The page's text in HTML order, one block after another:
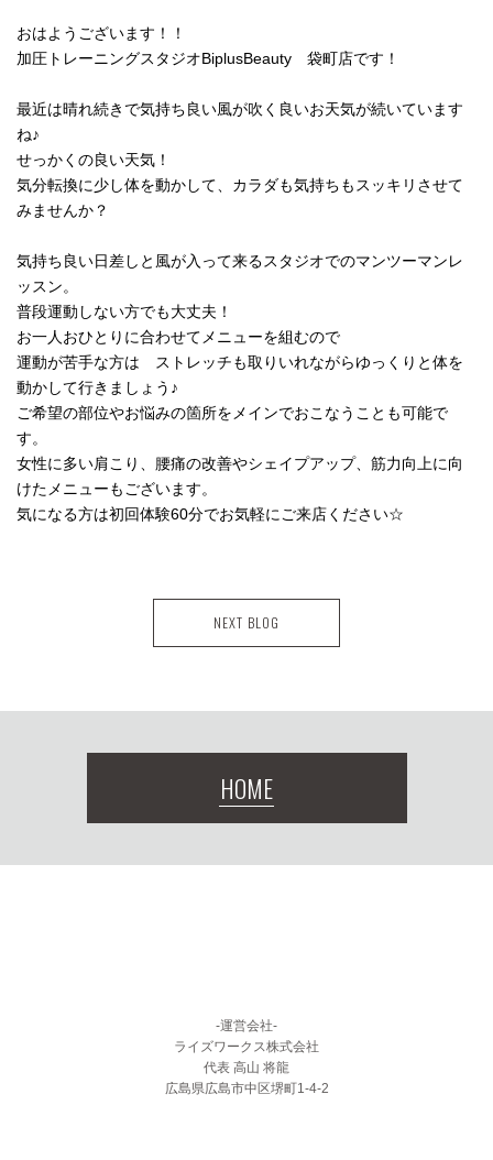
おはようございます！！
加圧トレーニングスタジオBiplusBeauty 袋町店です！
最近は晴れ続きで気持ち良い風が吹く良いお天気が続いています
ね♪
せっかくの良い天気！
気分転換に少し体を動かして、カラダも気持ちもスッキリさせて
みませんか？
気持ち良い日差しと風が入って来るスタジオでのマンツーマンレ
ッスン。
普段運動しない方でも大丈夫！
お一人おひとりに合わせてメニューを組むので
運動が苦手な方は ストレッチも取りいれながらゆっくりと体を
動かして行きましょう♪
ご希望の部位やお悩みの箇所をメインでおこなうことも可能で
す。
女性に多い肩こり、腰痛の改善やシェイプアップ、筋力向上に向
けたメニューもございます。
気になる方は初回体験60分でお気軽にご来店ください☆
NEXT BLOG
HOME
-運営会社-
ライズワークス株式会社
代表 高山 将龍
広島県広島市中区堺町1-4-2